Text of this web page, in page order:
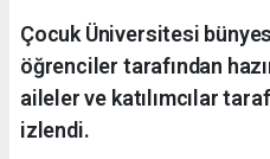
Çocuk Üniversitesi
öğrenciler tarafından
aileler ve katılımcılar
izlendi.